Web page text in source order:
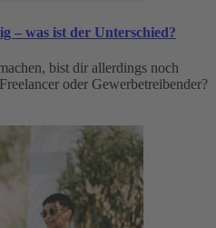
– was ist der Unterschied?
bist dir allerdings noch
oder Gewerbetreibender?